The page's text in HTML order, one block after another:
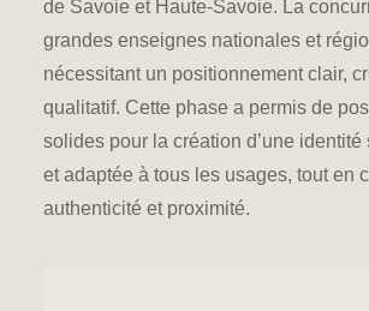
de Savoie et Haute-Savoie. La
grandes enseignes nationales et
nécessitant un positionnement clair,
qualitatif. Cette phase a permis de
solides pour la création d’une
et adaptée à tous les usages, tout en
authenticité et proximité.